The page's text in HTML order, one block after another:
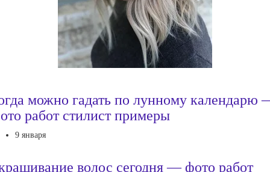
можно гадать по лунному календарю
работ стилист примеры
9 января
волос сегодня — фото работ